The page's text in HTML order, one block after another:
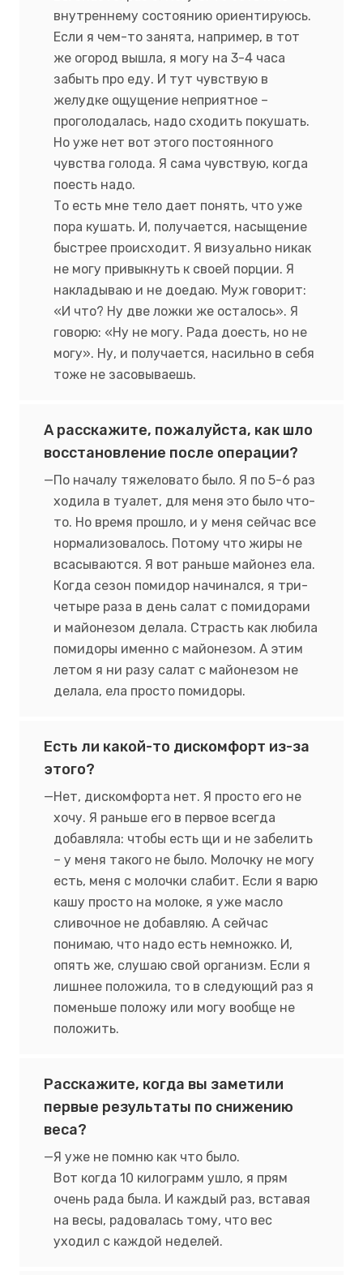
внутреннему состоянию ориентируюсь.
Если я чем-то занята, например, в тот
же огород вышла, я могу на 3-4 часа
забыть про еду. И тут чувствую в
желудке ощущение неприятное –
проголодалась, надо сходить покушать.
Но уже нет вот этого постоянного
чувства голода. Я сама чувствую, когда
поесть надо.
То есть мне тело дает понять, что уже
пора кушать. И, получается, насыщение
быстрее происходит. Я визуально никак
не могу привыкнуть к своей порции. Я
накладываю и не доедаю. Муж говорит:
«И что? Ну две ложки же осталось». Я
говорю: «Ну не могу. Рада доесть, но не
могу». Ну, и получается, насильно в себя
тоже не засовываешь.
А расскажите, пожалуйста, как шло
восстановление после операции?
По началу тяжеловато было. Я по 5-6 раз
ходила в туалет, для меня это было что-
то. Но время прошло, и у меня сейчас все
нормализовалось. Потому что жиры не
всасываются. Я вот раньше майонез ела.
Когда сезон помидор начинался, я три-
четыре раза в день салат с помидорами
и майонезом делала. Страсть как любила
помидоры именно с майонезом. А этим
летом я ни разу салат с майонезом не
делала, ела просто помидоры.
Есть ли какой-то дискомфорт из-за
этого?
Нет, дискомфорта нет. Я просто его не
хочу. Я раньше его в первое всегда
добавляла: чтобы есть щи и не забелить
– у меня такого не было. Молочку не могу
есть, меня с молочки слабит. Если я варю
кашу просто на молоке, я уже масло
сливочное не добавляю. А сейчас
понимаю, что надо есть немножко. И,
опять же, слушаю свой организм. Если я
лишнее положила, то в следующий раз я
поменьше положу или могу вообще не
положить.
Расскажите, когда вы заметили
первые результаты по снижению
веса?
Я уже не помню как что было.
Вот когда 10 килограмм ушло, я прям
очень рада была. И каждый раз, вставая
на весы, радовалась тому, что вес
уходил с каждой неделей.